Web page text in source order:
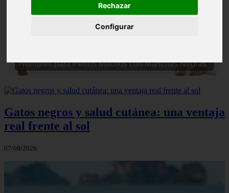
Rechazar
Configurar
Nombres para Perros Machos con Manchas Negras
Gatos negros y salud cutánea: una ventaja
real frente al sol
07/08/2026